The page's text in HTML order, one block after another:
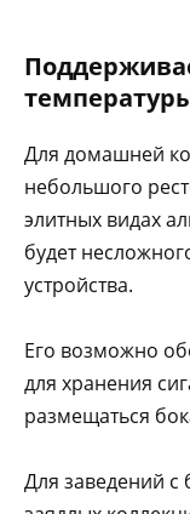
Для домашней
небольшого
элитных видах
будет
устройства.
Его возможно
для хранения
размещаться
Для заведений